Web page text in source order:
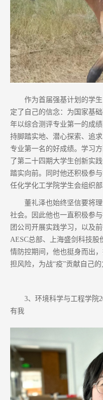
作为首届强基计划的学
定了自己的信念：为国家基
年以综合测评专业第一的成
持脚踏实地、潜心探索、追
专业第一名的好成绩。学习
了第二十四期大学生创新实
踏实向前。同时他还积极参
任化学化工学院学生会组织
董礼泽也始终坚信要将
社会。因此他也一直积极参
团公司开展实践学习，以及
AESC总部、上海盛剑科技
情防控期间，他也挺身而出
担风险，为战“疫”贡献自己的
3、环境科学与工程学院
有我